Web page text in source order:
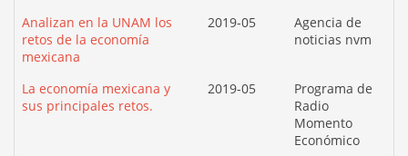
Analizan en la UNAM los
retos de la economía
mexicana
2019-05
Agencia de
noticias nvm
La economía mexicana y
sus principales retos.
2019-05
Programa de
Radio
Momento
Económico